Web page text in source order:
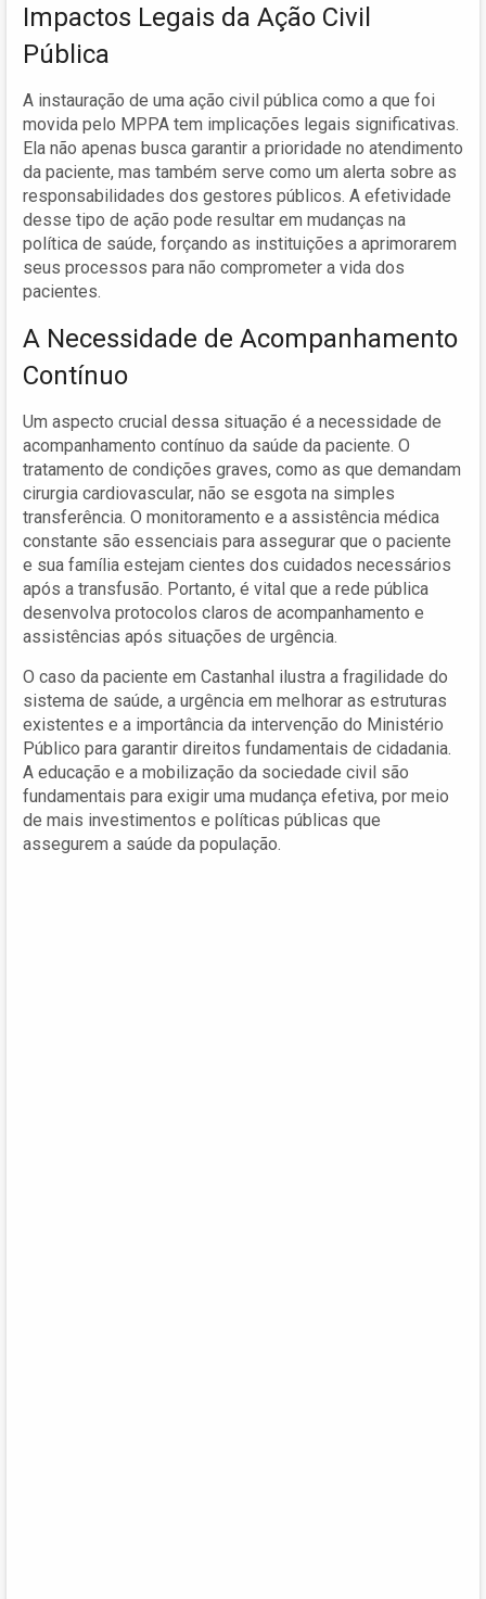
Impactos Legais da Ação Civil
Pública
A instauração de uma ação civil pública como a que foi
movida pelo MPPA tem implicações legais significativas.
Ela não apenas busca garantir a prioridade no atendimento
da paciente, mas também serve como um alerta sobre as
responsabilidades dos gestores públicos. A efetividade
desse tipo de ação pode resultar em mudanças na
política de saúde, forçando as instituições a aprimorarem
seus processos para não comprometer a vida dos
pacientes.
A Necessidade de Acompanhamento
Contínuo
Um aspecto crucial dessa situação é a necessidade de
acompanhamento contínuo da saúde da paciente. O
tratamento de condições graves, como as que demandam
cirurgia cardiovascular, não se esgota na simples
transferência. O monitoramento e a assistência médica
constante são essenciais para assegurar que o paciente
e sua família estejam cientes dos cuidados necessários
após a transfusão. Portanto, é vital que a rede pública
desenvolva protocolos claros de acompanhamento e
assistências após situações de urgência.
O caso da paciente em Castanhal ilustra a fragilidade do
sistema de saúde, a urgência em melhorar as estruturas
existentes e a importância da intervenção do Ministério
Público para garantir direitos fundamentais de cidadania.
A educação e a mobilização da sociedade civil são
fundamentais para exigir uma mudança efetiva, por meio
de mais investimentos e políticas públicas que
assegurem a saúde da população.